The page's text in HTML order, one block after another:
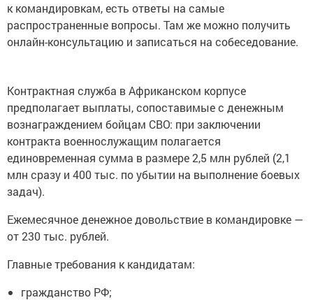
к командировкам, есть ответы на самые
распространенные вопросы. Там же можно получить
онлайн-консультацию и записаться на собеседование.
Контрактная служба в Африканском корпусе
предполагает выплаты, сопоставимые с денежным
вознаграждением бойцам СВО: при заключении
контракта военнослужащим полагается
единовременная сумма в размере 2,5 млн рублей (2,1
млн сразу и 400 тыс. по убытии на выполнение боевых
задач).
Ежемесячное денежное довольствие в командировке —
от 230 тыс. рублей.
Главные требования к кандидатам:
гражданство РФ;